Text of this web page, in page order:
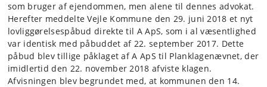
som bruger af ejendommen, men alene til dennes advokat.
Herefter meddelte Vejle Kommune den 29. juni 2018 et nyt
lovliggørelsespåbud direkte til A ApS, som i al væsentlighed
var identisk med påbuddet af 22. september 2017. Dette
påbud blev tillige påklaget af A ApS til Planklagenævnet, der
imidlertid den 22. november 2018 afviste klagen.
Afvisningen blev begrundet med, at kommunen den 14.